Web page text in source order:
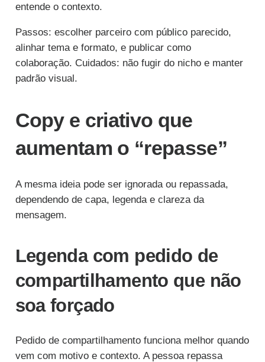
entende o contexto.
Passos: escolher parceiro com público parecido,
alinhar tema e formato, e publicar como
colaboração. Cuidados: não fugir do nicho e manter
padrão visual.
Copy e criativo que
aumentam o “repasse”
A mesma ideia pode ser ignorada ou repassada,
dependendo de capa, legenda e clareza da
mensagem.
Legenda com pedido de
compartilhamento que não
soa forçado
Pedido de compartilhamento funciona melhor quando
vem com motivo e contexto. A pessoa repassa